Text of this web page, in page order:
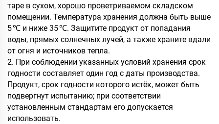
таре в сухом, хорошо проветриваемом складском
помещении. Температура хранения должна быть выше
5 ℃ и ниже 35 ℃. Защитите продукт от попадания
воды, прямых солнечных лучей, а также храните вдали
от огня и источников тепла.
2. При соблюдении указанных условий хранения срок
годности составляет один год с даты производства.
Продукт, срок годности которого истёк, может быть
подвергнут испытанию; при соответствии
установленным стандартам его допускается
использовать.